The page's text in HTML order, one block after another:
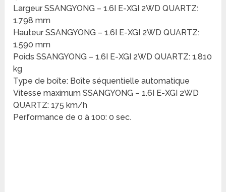
Largeur SSANGYONG – 1.6I E-XGI 2WD QUARTZ:
1.798 mm
Hauteur SSANGYONG – 1.6I E-XGI 2WD QUARTZ:
1.590 mm
Poids SSANGYONG – 1.6I E-XGI 2WD QUARTZ: 1.810
kg
Type de boîte: Boîte séquentielle automatique
Vitesse maximum SSANGYONG – 1.6I E-XGI 2WD
QUARTZ: 175 km/h
Performance de 0 à 100: 0 sec.